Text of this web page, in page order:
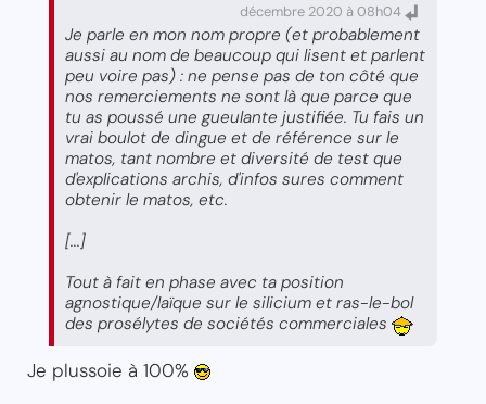
décembre 2020 à 08h04
Je parle en mon nom propre (et probablement
aussi au nom de beaucoup qui lisent et parlent
peu voire pas) : ne pense pas de ton côté que
nos remerciements ne sont là que parce que
tu as poussé une gueulante justifiée. Tu fais un
vrai boulot de dingue et de référence sur le
matos, tant nombre et diversité de test que
d'explications archis, d'infos sures comment
obtenir le matos, etc.
[...]
Tout à fait en phase avec ta position
agnostique/laïque sur le silicium et ras-le-bol
des prosélytes de sociétés commerciales
Je plussoie à 100%